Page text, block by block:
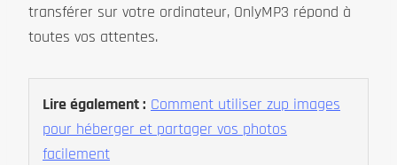
transférer sur votre ordinateur, OnlyMP3 répond à
toutes vos attentes.
Lire également : Comment utiliser zup images
pour héberger et partager vos photos
facilement